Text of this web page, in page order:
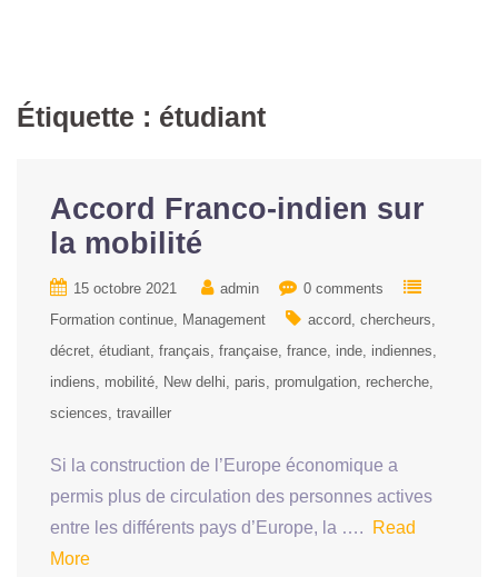
Étiquette : étudiant
Accord Franco-indien sur
la mobilité
15 octobre 2021 admin
0 comments
Formation continue
Management accord chercheurs
décret étudiant français française france inde indiennes
indiens
mobilité New delhi paris promulgation recherche
sciences travailler
Si la construction de l’Europe économique a
permis plus de circulation des personnes actives
entre les différents pays d’Europe, la ….
Read
More